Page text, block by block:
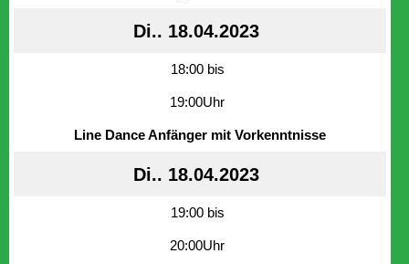
Di.. 18.04.2023
18:00 bis
19:00Uhr
Line Dance Anfänger mit Vorkenntnisse
Di.. 18.04.2023
19:00 bis
20:00Uhr